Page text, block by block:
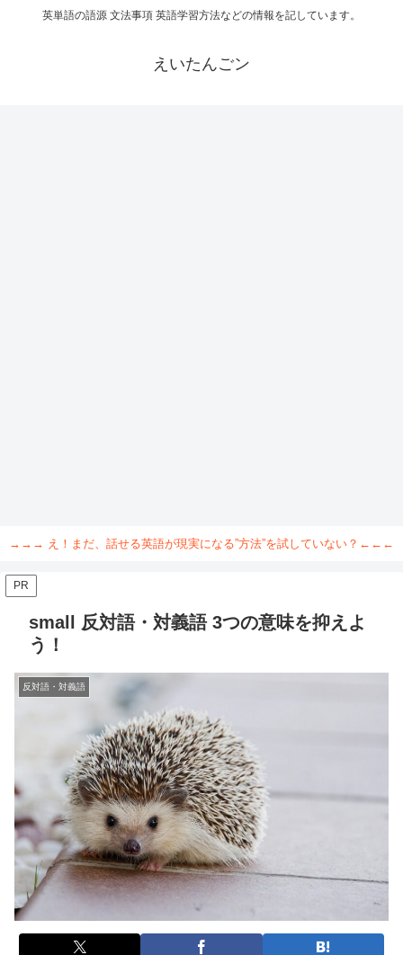
英単語の語源 文法事項 英語学習方法などの情報を記しています。
えいたんごン
→→→ え！まだ、話せる英語が現実になる”方法”を試していない？←←←
PR
small 反対語・対義語 3つの意味を抑えよ
う！
反対語・対義語